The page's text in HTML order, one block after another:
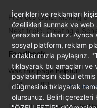
Glossary
Shared
Responsibilities
Service
Level
Previous topic: Moving a
Next topic: Creating a
Feedback
Was this page helpful?
Provide
For any further questions, feel
İçerikleri ve reklamları
özellikleri sunmak ve
çerezleri kullanırız.
sosyal platform, reklam
ortaklarımızla paylaşırız.
tıklayarak bu amaçları ve
paylaşılmasını kabul
düğmesine tıklayarak
olursunuz. Belirli